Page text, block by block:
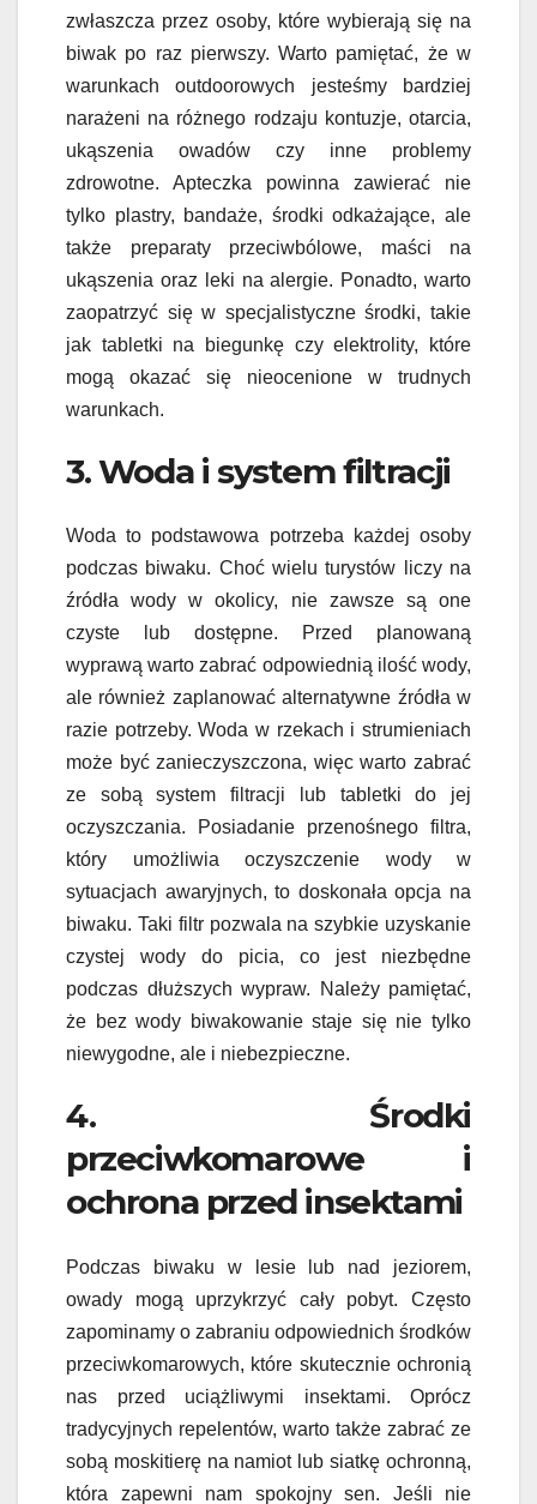
zwłaszcza przez osoby, które wybierają się na
biwak po raz pierwszy. Warto pamiętać, że w
warunkach outdoorowych jesteśmy bardziej
narażeni na różnego rodzaju kontuzje, otarcia,
ukąszenia owadów czy inne problemy
zdrowotne. Apteczka powinna zawierać nie
tylko plastry, bandaże, środki odkażające, ale
także preparaty przeciwbólowe, maści na
ukąszenia oraz leki na alergie. Ponadto, warto
zaopatrzyć się w specjalistyczne środki, takie
jak tabletki na biegunkę czy elektrolity, które
mogą okazać się nieocenione w trudnych
warunkach.
3. Woda i system filtracji
Woda to podstawowa potrzeba każdej osoby
podczas biwaku. Choć wielu turystów liczy na
źródła wody w okolicy, nie zawsze są one
czyste lub dostępne. Przed planowaną
wyprawą warto zabrać odpowiednią ilość wody,
ale również zaplanować alternatywne źródła w
razie potrzeby. Woda w rzekach i strumieniach
może być zanieczyszczona, więc warto zabrać
ze sobą system filtracji lub tabletki do jej
oczyszczania. Posiadanie przenośnego filtra,
który umożliwia oczyszczenie wody w
sytuacjach awaryjnych, to doskonała opcja na
biwaku. Taki filtr pozwala na szybkie uzyskanie
czystej wody do picia, co jest niezbędne
podczas dłuższych wypraw. Należy pamiętać,
że bez wody biwakowanie staje się nie tylko
niewygodne, ale i niebezpieczne.
4. Środki
przeciwkomarowe i
ochrona przed insektami
Podczas biwaku w lesie lub nad jeziorem,
owady mogą uprzykrzyć cały pobyt. Często
zapominamy o zabraniu odpowiednich środków
przeciwkomarowych, które skutecznie ochronią
nas przed uciążliwymi insektami. Oprócz
tradycyjnych repelentów, warto także zabrać ze
sobą moskitierę na namiot lub siatkę ochronną,
która zapewni nam spokojny sen. Jeśli nie